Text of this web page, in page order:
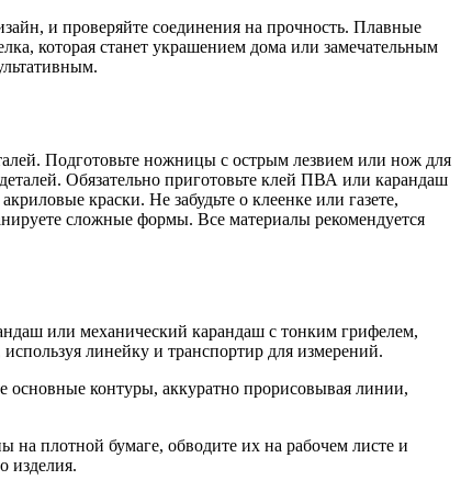
и проверяйте соединения на прочность. Плавные
которая станет украшением дома или замечательным
Подготовьте ножницы с острым лезвием или нож для
Обязательно приготовьте клей ПВА или карандаш
краски. Не забудьте о клеенке или газете,
сложные формы. Все материалы рекомендуется
или механический карандаш с тонким грифелем,
линейку и транспортир для измерений.
основные контуры, аккуратно прорисовывая линии,
плотной бумаге, обводите их на рабочем листе и
изделия.